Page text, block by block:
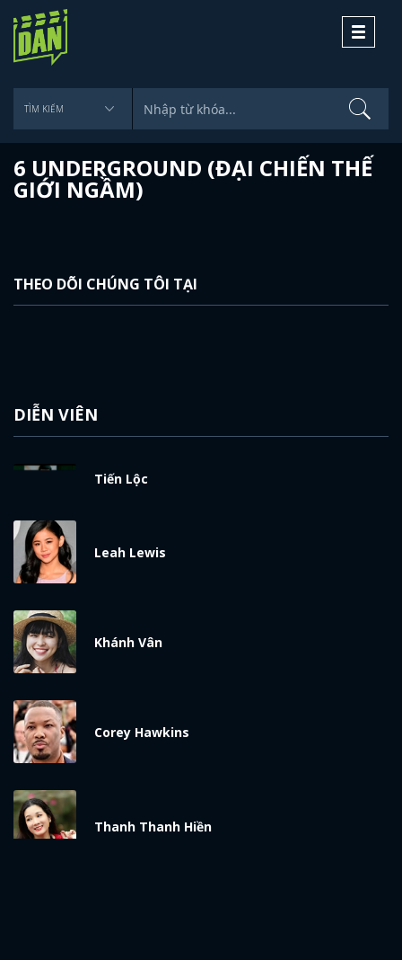
Toggle
6 UNDERGROUND (ĐẠI CHIẾN THẾ
GIỚI NGẦM)
THEO DÕI CHÚNG TÔI TẠI
DIỄN VIÊN
Tiến Lộc
Leah Lewis
Khánh Vân
Corey Hawkins
Thanh Thanh Hiền